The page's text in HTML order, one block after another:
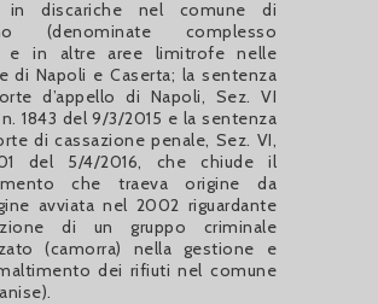
in discariche nel comune di
(denominate complesso
e in altre aree limitrofe nelle
di Napoli e Caserta; la sentenza
d’appello di Napoli, Sez. VI
1843 del 9/3/2015 e la sentenza
di cassazione penale, Sez. VI,
del 5/4/2016, che chiude il
che traeva origine da
avviata nel 2002 riguardante
di un gruppo criminale
(camorra) nella gestione e
dei rifiuti nel comune